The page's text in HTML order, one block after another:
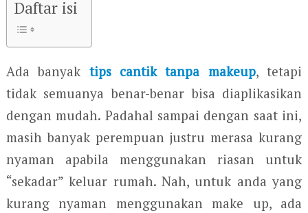
Daftar isi
Ada banyak tips cantik tanpa makeup, tetapi
tidak semuanya benar-benar bisa diaplikasikan
dengan mudah. Padahal sampai dengan saat ini,
masih banyak perempuan justru merasa kurang
nyaman apabila menggunakan riasan untuk
“sekadar” keluar rumah. Nah, untuk anda yang
kurang nyaman menggunakan make up, ada